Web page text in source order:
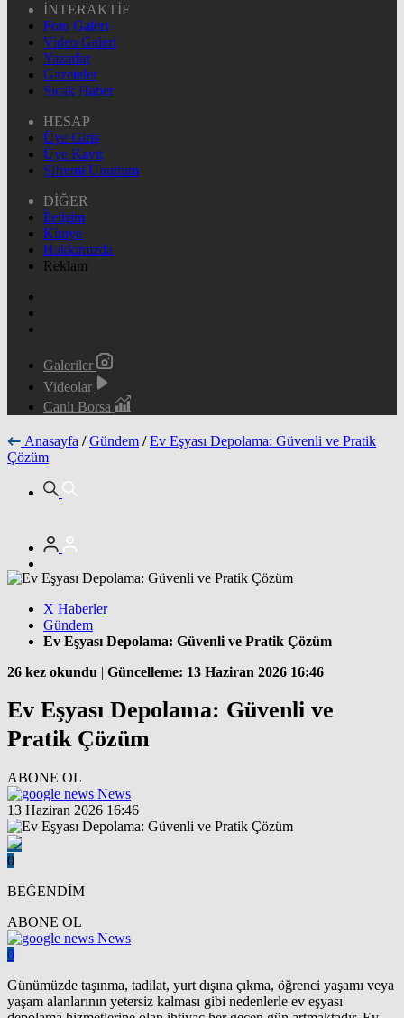
İNTERAKTİF
Foto Galeri
Video Galeri
Yazarlar
Gazeteler
Sıcak Haber
HESAP
Üye Giriş
Üye Kayıt
Şifremi Unuttum
DİĞER
İletişim
Künye
Hakkımızda
Reklam
Galeriler
Videolar
Canlı Borsa
Anasayfa / Gündem / Ev Eşyası Depolama: Güvenli ve Pratik
Çözüm
X Haberler
Gündem
Ev Eşyası Depolama: Güvenli ve Pratik Çözüm
26 kez okundu | Güncelleme: 13 Haziran 2026 16:46
Ev Eşyası Depolama: Güvenli ve
Pratik Çözüm
ABONE OL
News
13 Haziran 2026 16:46
0
BEĞENDİM
ABONE OL
News
0
Günümüzde taşınma, tadilat, yurt dışına çıkma, öğrenci yaşamı veya
yaşam alanlarının yetersiz kalması gibi nedenlerle ev eşyası